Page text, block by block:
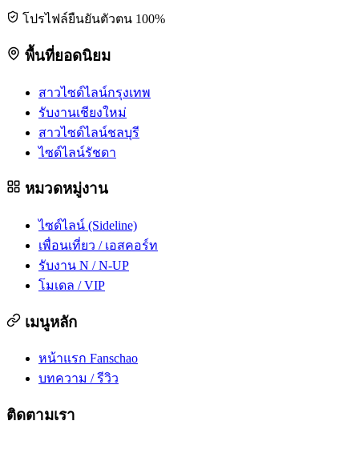
โปรไฟล์ยืนยันตัวตน 100%
พื้นที่ยอดนิยม
สาวไซด์ไลน์กรุงเทพ
รับงานเชียงใหม่
สาวไซด์ไลน์ชลบุรี
ไซด์ไลน์รัชดา
หมวดหมู่งาน
ไซด์ไลน์ (Sideline)
เพื่อนเที่ยว / เอสคอร์ท
รับงาน N / N-UP
โมเดล / VIP
เมนูหลัก
หน้าแรก Fanschao
บทความ / รีวิว
ติดตามเรา